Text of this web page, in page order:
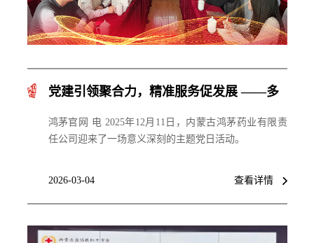
党建引领聚合力，精准服务促发展 ——多
鸿茅官网 电 2025年12月11日，内蒙古鸿茅药业有限责
任公司迎来了一场意义深刻的主题党日活动。
查看详情
2026-03-04